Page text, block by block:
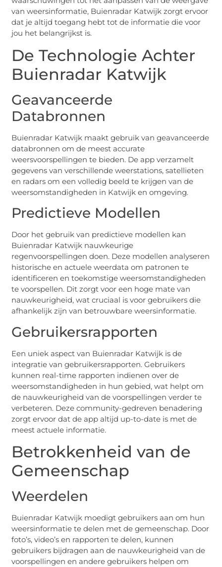
van weersinformatie, Buienradar Katwijk zorgt ervoor
dat je altijd toegang hebt tot de informatie die voor
jou het belangrijkst is.
De Technologie Achter
Buienradar Katwijk
Geavanceerde
Databronnen
Buienradar Katwijk maakt gebruik van geavanceerde
databronnen om de meest accurate
weersvoorspellingen te bieden. De app verzamelt
gegevens van verschillende weerstations, satellieten
en radars om een volledig beeld te krijgen van de
weersomstandigheden in Katwijk en omgeving.
Predictieve Modellen
Door het gebruik van predictieve modellen kan
Buienradar Katwijk nauwkeurige
regenvoorspellingen doen. Deze modellen analyseren
historische en actuele weerdata om patronen te
identificeren en toekomstige weersomstandigheden
te voorspellen. Dit zorgt voor een hoge mate van
nauwkeurigheid, wat cruciaal is voor gebruikers die
afhankelijk zijn van betrouwbare weersinformatie.
Gebruikersrapporten
Een uniek aspect van Buienradar Katwijk is de
integratie van gebruikersrapporten. Gebruikers
kunnen real-time rapporten indienen over de
weersomstandigheden in hun gebied, wat helpt om
de nauwkeurigheid van de voorspellingen verder te
verbeteren. Deze community-gedreven benadering
zorgt ervoor dat de app altijd up-to-date is met de
meest actuele informatie.
Betrokkenheid van de
Gemeenschap
Weerdelen
Buienradar Katwijk moedigt gebruikers aan om hun
weersinformatie te delen met de gemeenschap. Door
foto’s, video’s en rapporten te delen, kunnen
gebruikers bijdragen aan de nauwkeurigheid van de
voorspellingen en andere gebruikers helpen om